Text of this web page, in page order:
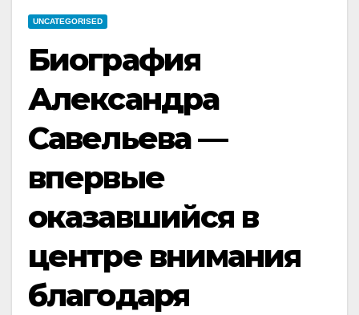
UNCATEGORISED
Биография
Александра
Савельева —
впервые
оказавшийся в
центре внимания
благодаря